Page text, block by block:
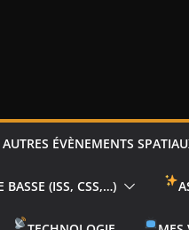
ÉVÈNEMENTS
BASSE (ISS, CSS,…)